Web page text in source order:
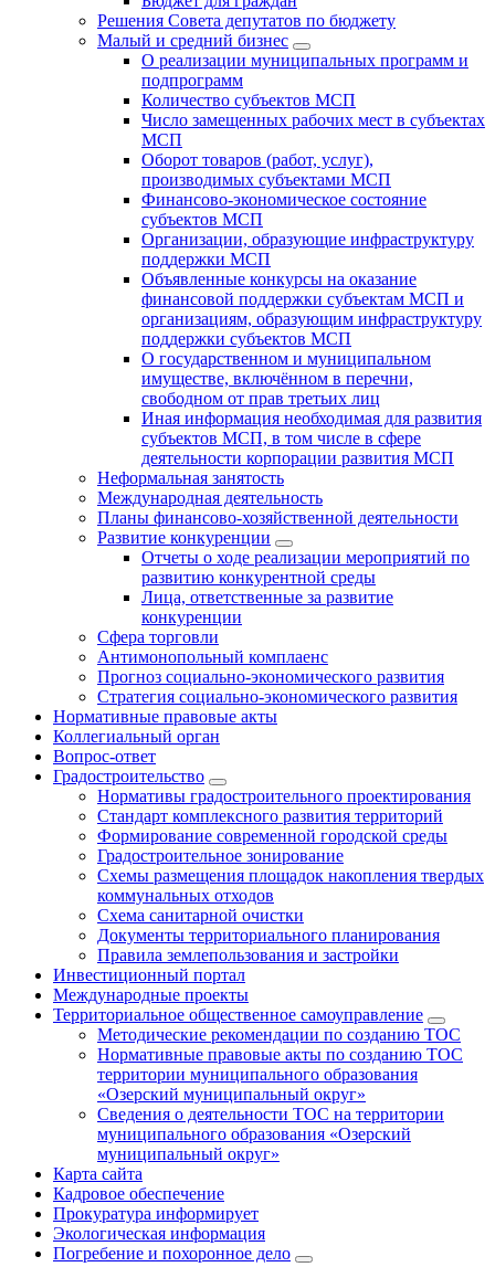
Решения Совета депутатов по бюджету
Малый и средний бизнес
О реализации муниципальных программ и
подпрограмм
Количество субъектов МСП
Число замещенных рабочих мест в субъектах
МСП
Оборот товаров (работ, услуг),
производимых субъектами МСП
Финансово-экономическое состояние
субъектов МСП
Организации, образующие инфраструктуру
поддержки МСП
Объявленные конкурсы на оказание
финансовой поддержки субъектам МСП и
организациям, образующим инфраструктуру
поддержки субъектов МСП
О государственном и муниципальном
имуществе, включённом в перечни,
свободном от прав третьих лиц
Иная информация необходимая для развития
субъектов МСП, в том числе в сфере
деятельности корпорации развития МСП
Неформальная занятость
Международная деятельность
Планы финансово-хозяйственной деятельности
Развитие конкуренции
Отчеты о ходе реализации мероприятий по
развитию конкурентной среды
Лица, ответственные за развитие
конкуренции
Сфера торговли
Антимонопольный комплаенс
Прогноз социально-экономического развития
Стратегия социально-экономического развития
Нормативные правовые акты
Коллегиальный орган
Вопрос-ответ
Градостроительство
Нормативы градостроительного проектирования
Стандарт комплексного развития территорий
Формирование современной городской среды
Градостроительное зонирование
Схемы размещения площадок накопления твердых
коммунальных отходов
Схема санитарной очистки
Документы территориального планирования
Правила землепользования и застройки
Инвестиционный портал
Международные проекты
Территориальное общественное самоуправление
Методические рекомендации по созданию ТОС
Нормативные правовые акты по созданию ТОС
территории муниципального образования
«Озерский муниципальный округ»
Сведения о деятельности ТОС на территории
муниципального образования «Озерский
муниципальный округ»
Карта сайта
Кадровое обеспечение
Прокуратура информирует
Экологическая информация
Погребение и похоронное дело